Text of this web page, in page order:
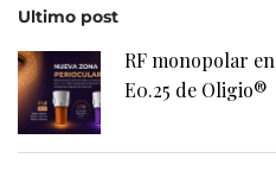
Ultimo post
RF monopolar
E0.25 de Oligio®